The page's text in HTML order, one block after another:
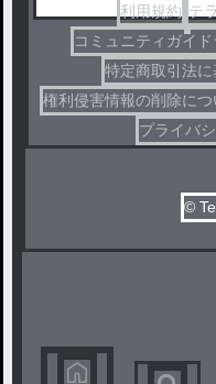
利用規約 テ
コミュニティガイド
特定商取引法
権利侵害情報の削除につ
プライバ
©